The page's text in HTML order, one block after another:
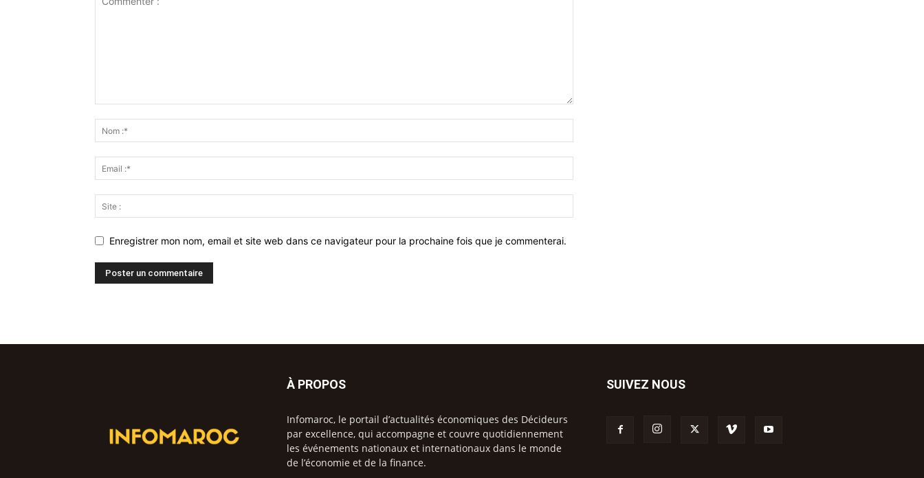
Enregistrer mon nom, email et site web dans ce navigateur pour la prochaine fois que je commenterai.
À PROPOS
Infomaroc, le portail d’actualités économiques des Décideurs
par excellence, qui accompagne et couvre quotidiennement
les événements nationaux et internationaux dans le monde
de l’économie et de la finance.
SUIVEZ NOUS